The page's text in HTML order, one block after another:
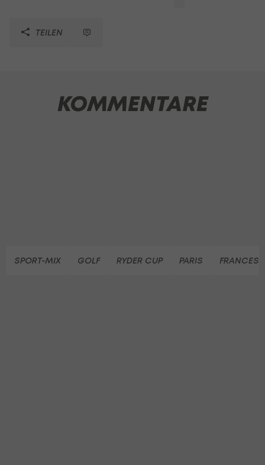
TEILEN
KOMMENTARE
SPORT-MIX GOLF RYDER CUP PARIS